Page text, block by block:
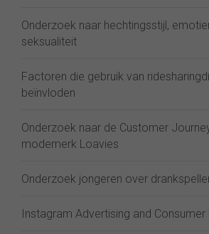
Onderzoek naar hechtingsstijl,
seksualiteit
Factoren die gebruik van
beïnvloden
Onderzoek naar de Customer
modemerk Loavies
Onderzoek jongeren over
Instagram Advertising and Consumer